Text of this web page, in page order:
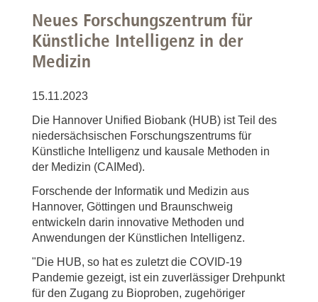
Neues Forschungszentrum für
Künstliche Intelligenz in der
Medizin
15.11.2023
Die Hannover Unified Biobank (HUB) ist Teil des
niedersächsischen Forschungszentrums für
Künstliche Intelligenz und kausale Methoden in
der Medizin (CAIMed).
Forschende der Informatik und Medizin aus
Hannover, Göttingen und Braunschweig
entwickeln darin innovative Methoden und
Anwendungen der Künstlichen Intelligenz.
"Die HUB, so hat es zuletzt die COVID-19
Pandemie gezeigt, ist ein zuverlässiger Drehpunkt
für den Zugang zu Bioproben, zugehöriger